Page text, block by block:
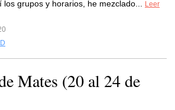
grupos y horarios, he mezclado...
Leer
Mates (20 al 24 de